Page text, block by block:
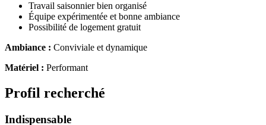
Travail saisonnier bien organisé
Équipe expérimentée et bonne ambiance
Possibilité de logement gratuit
Ambiance : Conviviale et dynamique
Matériel : Performant
Profil recherché
Indispensable